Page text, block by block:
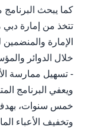
كما يبحث
تتخذ من إمارة دبي
الإمارة
خلال الدوائر
- تسهيل ممارسة
ويعفي البرنامج
خمس سنوات،
وتخفيف الأعباء